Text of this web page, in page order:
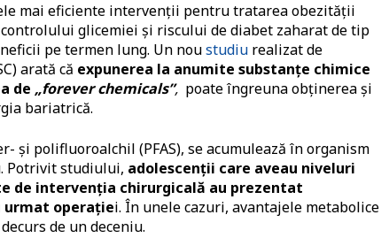
mai eficiente intervenții pentru tratarea obezității
glicemiei și riscului de diabet zaharat de tip
pe termen lung. Un noustudiu realizat de
arată că expunerea la anumite substanțe chimice
de „forever chemicals”, poate îngreuna obținerea și
bariatrică.
polifluoroalchil (PFAS), se acumulează în organism
Potrivit studiului, adolescenții care aveau niveluri
de intervenția chirurgicală au prezentat
urmat operației. În unele cazuri, avantajele metabolice
de un deceniu.